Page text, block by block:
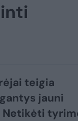
teigia
jauni
Netikėti